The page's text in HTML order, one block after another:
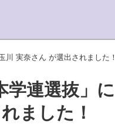
川 実奈さん が選出されました！
学連選抜」に
ました！